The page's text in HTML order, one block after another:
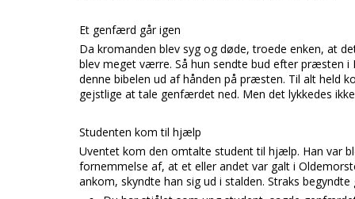
Et genfærd går igen
Da kromanden blev syg og døde, troede enken, at
blev meget værre. Så hun sendte bud efter præsten
denne bibelen ud af hånden på præsten. Til alt
gejstlige at tale genfærdet ned. Men det lykkedes
Studenten kom til hjælp
Uventet kom den omtalte student til hjælp. Han var
fornemmelse af, at et eller andet var galt i
ankom, skyndte han sig ud i stalden. Straks